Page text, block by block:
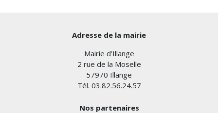
Adresse de la mairie
Mairie d’Illange
2 rue de la Moselle
57970 Illange
Tél. 03.82.56.24.57
Nos partenaires